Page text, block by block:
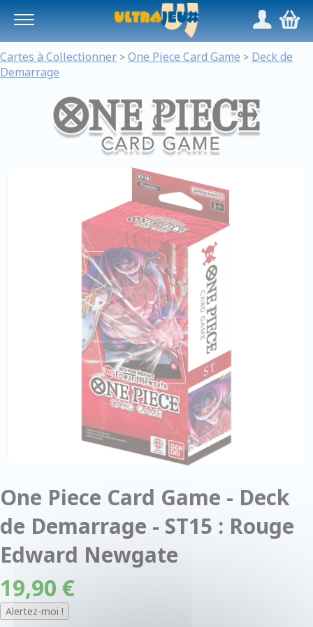
/,
Cartes à Collectionner > One Piece Card Game > Deck de
Demarrage
One Piece Card Game - Deck
de Demarrage - ST15 : Rouge
Edward Newgate
19,90 €